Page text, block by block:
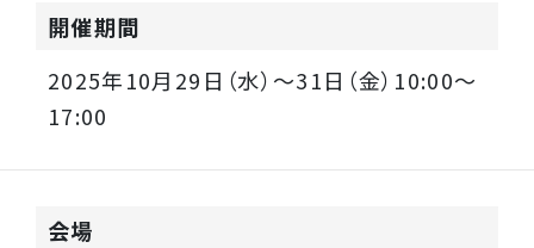
開催期間
2025年10月29日（水）～31日（金）10:00～
17:00
会場